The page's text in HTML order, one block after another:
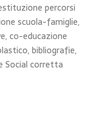
percorsi
scuola-famiglie,
co-educazione
bibliografie,
Social corretta